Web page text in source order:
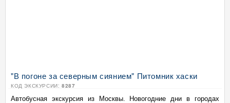
"В погоне за северным сиянием" Питомник хаски
КОД ЭКСКУРСИИ: 8287
Автобусная экскурсия из Москвы. Новогодние дни в городах